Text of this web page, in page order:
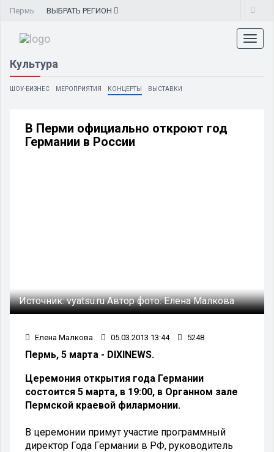
Пермь ВЫБРАТЬ РЕГИОН
Культура
ШОУ-БИЗНЕС МЕРОПРИЯТИЯ КОНЦЕРТЫ ВЫСТАВКИ
В Перми официально откроют год
Германии в России
Источник:vyatsu.ruАвтор фото:Елена Малкова
Елена Малкова 05.03.2013 13:44 5248
Пермь, 5 марта - DIXINEWS.
Церемония открытия года Германии
состоится 5 марта, в 19:00, в Органном зале
Пермской краевой филармонии.
В церемонии примут участие программный
директор Года Германии в РФ, руководитель